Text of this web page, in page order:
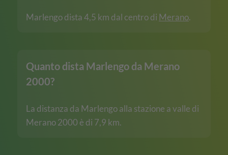
Marlengo dista 4,5 km dal centro di Merano.
Quanto dista Marlengo da Merano
2000?
La distanza da Marlengo alla stazione a valle di
Merano 2000 è di 7,9 km.